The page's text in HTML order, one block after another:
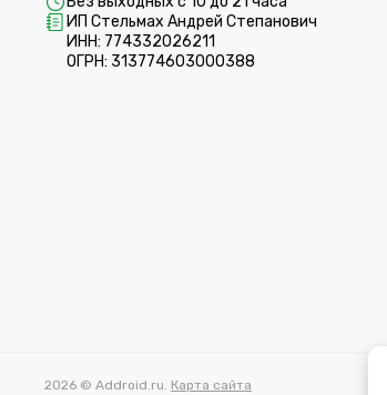
ИП Стельмах Андрей Степанович
ИНН: 774332026211
ОГРН: 313774603000388
2026 © Addroid.ru. Карта сайта